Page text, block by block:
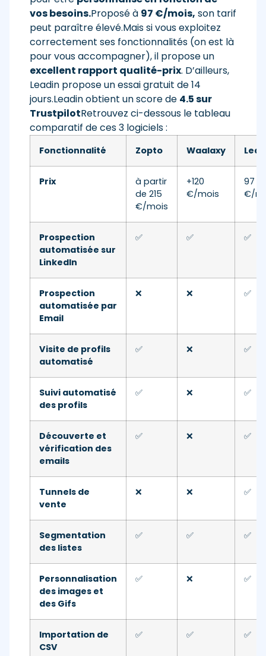
vos besoins.Proposé à 97 €/mois, son tarif
peut paraître élevé.Mais si vous exploitez
correctement ses fonctionnalités (on est là
pour vous accompagner), il propose un
excellent rapport qualité-prix. D’ailleurs,
Leadin propose un essai gratuit de 14
jours.Leadin obtient un score de 4.5 sur
TrustpilotRetrouvez ci-dessous le tableau
comparatif de ces 3 logiciels :
Fonctionnalité Zopto Waalaxy
Prix
à partir
de 215
€/mois
+120
€/mois
97
€/
Prospection
automatisée sur
LinkedIn
✅ ✅ ✅
Prospection
automatisée par
Email
❌ ❌ ✅
Visite de profils
automatisé
✅ ❌ ✅
Suivi automatisé
des profils
✅ ❌ ✅
Découverte et
vérification des
emails
✅ ❌ ✅
Tunnels de
vente
❌ ❌ ✅
Segmentation
des listes
✅ ✅ ✅
Personnalisation
des images et
des Gifs
✅ ❌ ✅
Importation de
CSV
✅ ✅ ✅